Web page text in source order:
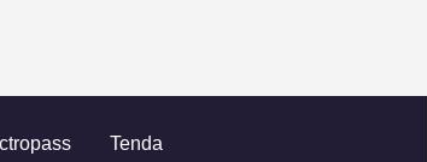
Tenda
Penn Crossing